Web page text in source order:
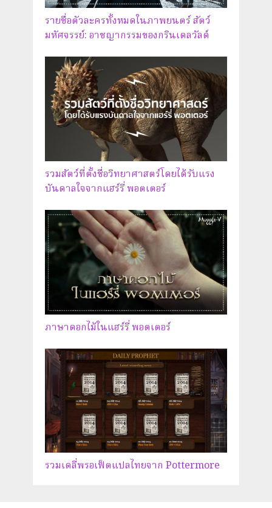
รายชื่อตัวละครทั้งหมดในภาพยนตร์ สัตว์
มหัศจรรย์: อาชญากรรมของกรินเดลวัลด์
รวมสัตว์ที่ตั้งชื่อวิทยาศาสตร์โดยได้รับแรง
บันดาลใจจากแฮร์รี่ พอตเตอร์
ภาษาดอกไม้ในแฮร์รี่ พอตเตอร์
รวมเดลี่พรอเฟ็ตแปลไทยจาก Pottermore